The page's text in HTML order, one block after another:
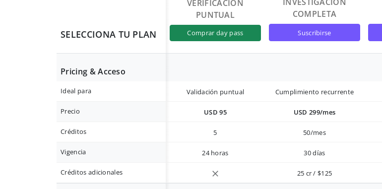
SELECCIONA TU PLAN
VERIFICACIÓN
PUNTUAL
comprar day pass
COMPLETA
suscribirse
Pricing & Acceso
Ideal para Validación puntual Cumplimiento recurrente
Precio USD 95 USD 299/mes
Créditos 5 50/mes
Vigencia 24 horas 30 días
Créditos adicionales 25 cr / $125